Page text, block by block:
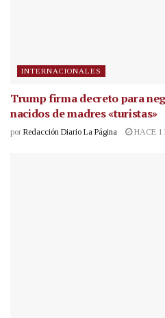
INTERNACIONALES
Trump firma decreto para
nacidos de madres «turistas»
por Redacción Diario La Página HACE 1